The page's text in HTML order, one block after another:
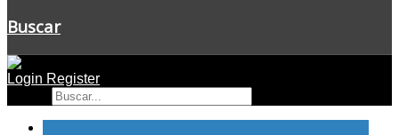
Buscar
Login Register